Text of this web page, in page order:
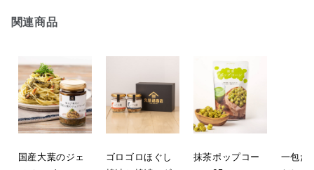
関連商品
国産大葉のジェ
ゴロゴロほぐし
抹茶ポップコー
一包